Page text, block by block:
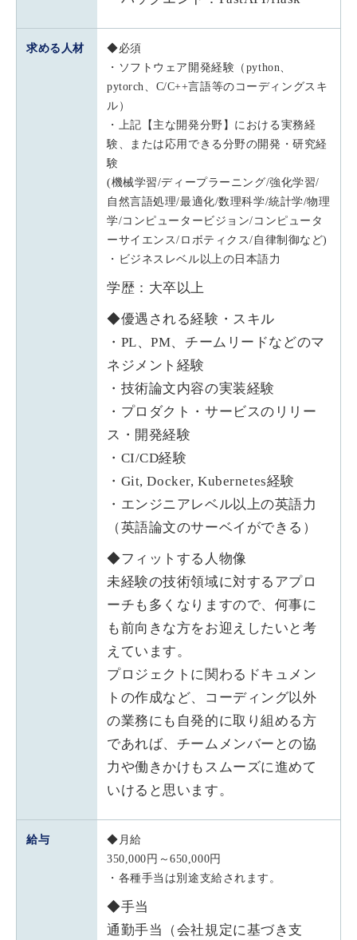
求める人材
◆必須
・ソフトウェア開発経験（python、
pytorch、C/C++言語等のコーディングスキ
ル）
・上記【主な開発分野】における実務経
験、または応用できる分野の開発・研究経
験
(機械学習/ディープラーニング/強化学習/
自然言語処理/最適化/数理科学/統計学/物理
学/コンピュータービジョン/コンピュータ
ーサイエンス/ロボティクス/自律制御など)
・ビジネスレベル以上の日本語力
学歴：大卒以上
◆優遇される経験・スキル
・PL、PM、チームリードなどのマ
ネジメント経験
・技術論文内容の実装経験
・プロダクト・サービスのリリー
ス・開発経験
・CI/CD経験
・Git, Docker, Kubernetes経験
・エンジニアレベル以上の英語力
（英語論文のサーベイができる）
◆フィットする人物像
未経験の技術領域に対するアプロ
ーチも多くなりますので、何事に
も前向きな方をお迎えしたいと考
えています。
プロジェクトに関わるドキュメン
トの作成など、コーディング以外
の業務にも自発的に取り組める方
であれば、チームメンバーとの協
力や働きかけもスムーズに進めて
いけると思います。
給与
◆月給
350,000円～650,000円
・各種手当は別途支給されます。
◆手当
通勤手当（会社規定に基づき支